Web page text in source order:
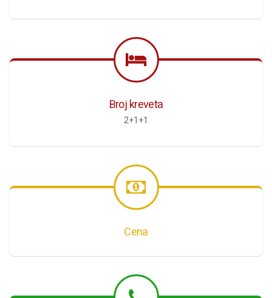
Broj kreveta
2+1+1
Cena